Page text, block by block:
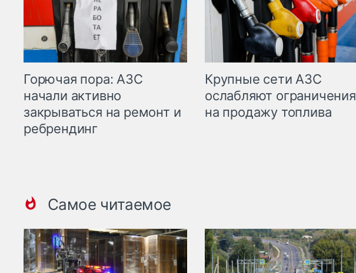
Горючая пора: АЗС
начали активно
закрываться на ремонт и
ребрендинг
Крупные сети АЗС
ослабляют ограничения
на продажу топлива
Самое читаемое